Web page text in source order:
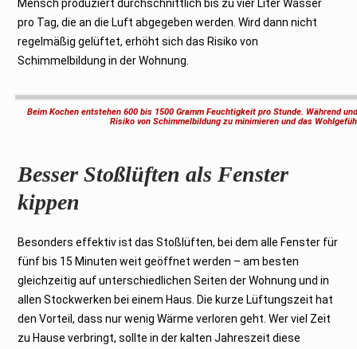
Mensch produziert durchschnittlich bis zu vier Liter Wasser
pro Tag, die an die Luft abgegeben werden. Wird dann nicht
regelmäßig gelüftet, erhöht sich das Risiko von
Schimmelbildung in der Wohnung.
Beim Kochen entstehen 600 bis 1500 Gramm Feuchtigkeit pro Stunde. Während
Risiko von Schimmelbildung zu minimieren und das
Besser Stoßlüften als Fenster
kippen
Besonders effektiv ist das Stoßlüften, bei dem alle Fenster für
fünf bis 15 Minuten weit geöffnet werden – am besten
gleichzeitig auf unterschiedlichen Seiten der Wohnung und in
allen Stockwerken bei einem Haus. Die kurze Lüftungszeit hat
den Vorteil, dass nur wenig Wärme verloren geht. Wer viel Zeit
zu Hause verbringt, sollte in der kalten Jahreszeit diese